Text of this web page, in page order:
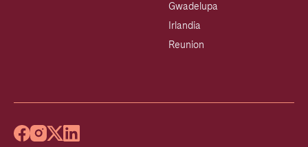
Gwadelupa
Irlandia
Reunion